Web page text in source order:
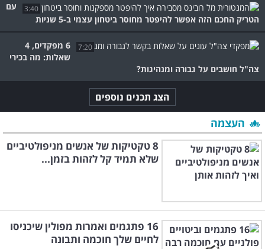
3:40
עם
הטריק החכם הזה אפשר להיפטר מחוסר ביטחון עצמי ב-5 שניות
7:20
6 מפקדים, 4
שאלות: מה בכירי
צה"ל חושבים על גבורה ומנהיגות?
הצג תכנים נוספים
העצמה
8 טקטיקות של אנשים מניפולטיביים
שלא תמיד קל לזהות בזמן...
16 פתגמים ואמרות מפולין שיכניסו
לחיים שלך חוכמה ותבונה